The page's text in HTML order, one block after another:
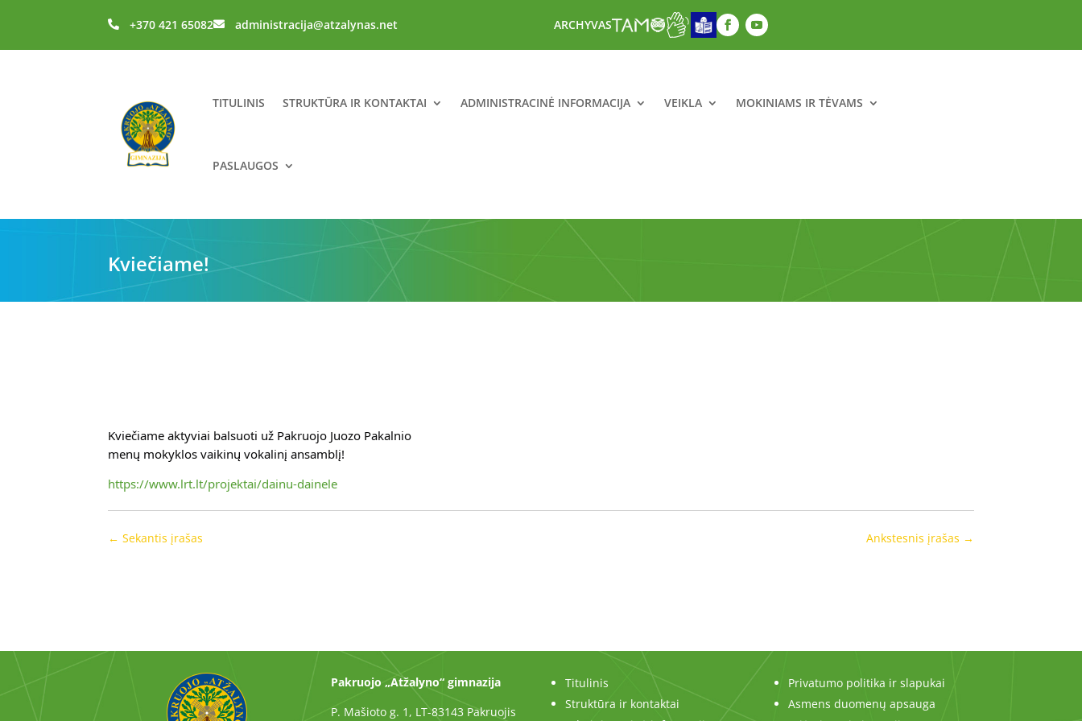
 +370 421 65082 administracija@atzalynas.net ARCHYVAS
TITULINIS STRUKTŪRA IR KONTAKTAI ADMINISTRACINĖ INFORMACIJA VEIKLA MOKINIAMS IR TĖVAMS
PASLAUGOS
Kviečiame!
Kviečiame aktyviai balsuoti už Pakruojo Juozo Pakalnio
menų mokyklos vaikinų vokalinį ansamblį!
https://www.lrt.lt/projektai/dainu-dainele
←Sekantis įrašas Ankstesnis įrašas →
Pakruojo „Atžalyno“ gimnazija
P. Mašioto g. 1, LT-83143 Pakruojis
Titulinis
Struktūra ir kontaktai
Privatumo politika ir slapukai
Asmens duomenų apsauga